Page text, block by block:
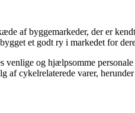
af byggemarkeder, der er
et godt ry i markedet for
og hjælpsomme
af cykelrelaterede varer,